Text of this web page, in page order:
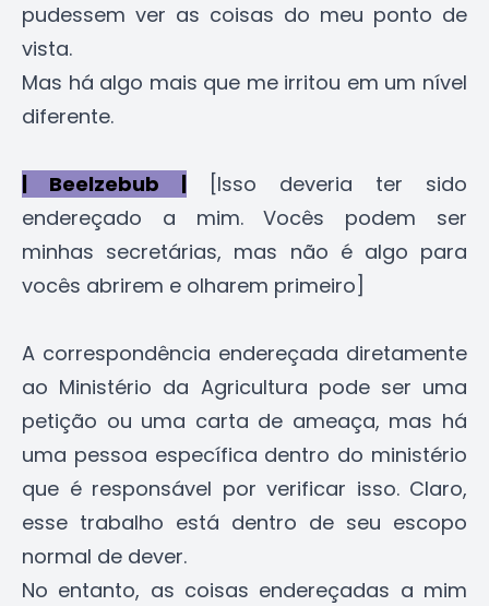
pudessem ver as coisas do meu ponto de
vista.
Mas há algo mais que me irritou em um nível
diferente.
| Beelzebub | [Isso deveria ter sido
endereçado a mim. Vocês podem ser
minhas secretárias, mas não é algo para
vocês abrirem e olharem primeiro]
A correspondência endereçada diretamente
ao Ministério da Agricultura pode ser uma
petição ou uma carta de ameaça, mas há
uma pessoa específica dentro do ministério
que é responsável por verificar isso. Claro,
esse trabalho está dentro de seu escopo
normal de dever.
No entanto, as coisas endereçadas a mim